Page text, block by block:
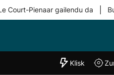
Court-Pienaar gailendu da
"Helmuga"
Klisk